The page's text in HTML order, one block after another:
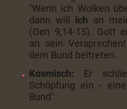
"Wenn ich Wolken
dann will ich an
(Gen 9,14-15). Gott
an sein
dem Bund beitreten.
Kosmisch: Er
Schöpfung ein -
Bund"